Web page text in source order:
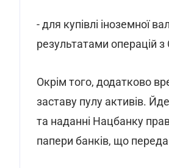
- для купівлі іноземної
результатами операцій
Окрім того, додатково
заставу пулу активів.
та наданні Нацбанку
папери банків, що